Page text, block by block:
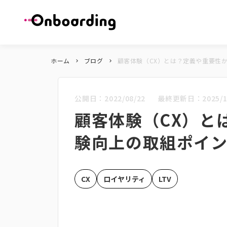
ホーム keyboard_arrow_right ブログ keyboard_arrow_right 顧客体験（CX）とは？定義や重要性
公開日： 2022/08/22 最終更新日： 2025/
顧客体験（CX）と
験向上の取組ポイ
CX ロイヤリティ LTV